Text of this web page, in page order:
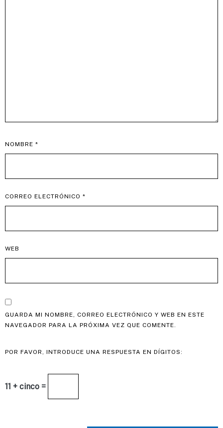
NOMBRE *
CORREO ELECTRÓNICO *
WEB
GUARDA MI NOMBRE, CORREO ELECTRÓNICO Y WEB EN ESTE
NAVEGADOR PARA LA PRÓXIMA VEZ QUE COMENTE.
POR FAVOR, INTRODUCE UNA RESPUESTA EN DÍGITOS:
11 + cinco =